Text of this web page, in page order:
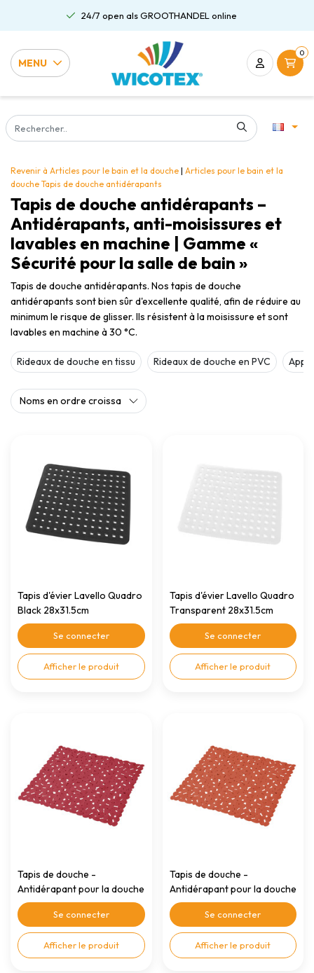
24/7 open als GROOTHANDEL online
MENU
0
Revenir à Articles pour le bain et la douche | Articles pour le bain et la
douche Tapis de douche antidérapants
Tapis de douche antidérapants –
Antidérapants, anti-moisissures et
lavables en machine | Gamme «
Sécurité pour la salle de bain »
Tapis de douche antidérapants. Nos tapis de douche
antidérapants sont bien sûr d'excellente qualité, afin de réduire au
minimum le risque de glisser. Ils résistent à la moisissure et sont
lavables en machine à 30 °C.
Rideaux de douche en tissu Rideaux de douche en PVC
Tapis d'évier Lavello Quadro
Black 28x31.5cm
Se connecter
Afficher le produit
Tapis d'évier Lavello Quadro
Transparent 28x31.5cm
Se connecter
Afficher le produit
Tapis de douche -
Antidérapant pour la douche
Rouge framboise 52x52cm
Se connecter
Afficher le produit
Tapis de douche -
Antidérapant pour la douche
Terracotta 52x52cm
Se connecter
Afficher le produit